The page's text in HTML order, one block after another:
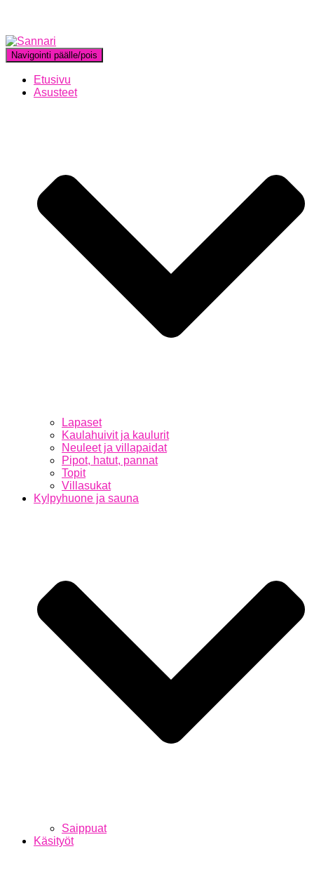
Navigointi päälle/pois
Etusivu
Asusteet
Lapaset
Kaulahuivit ja kaulurit
Neuleet ja villapaidat
Pipot, hatut, pannat
Topit
Villasukat
Kylpyhuone ja sauna
Saippuat
Käsityöt